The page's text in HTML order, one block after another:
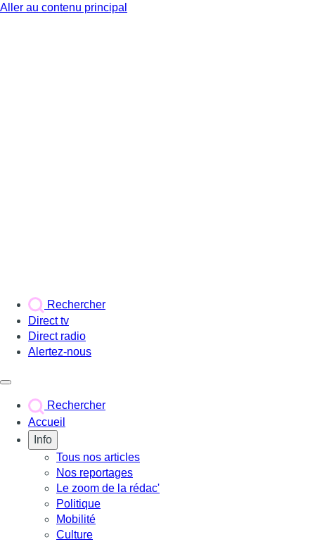
Aller au contenu principal
Rechercher
Direct tv
Direct radio
Alertez-nous
Rechercher
Accueil
Info
Tous nos articles
Nos reportages
Le zoom de la rédac'
Politique
Mobilité
Culture